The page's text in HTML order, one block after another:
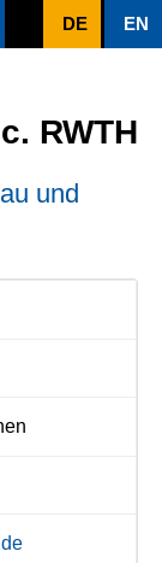
DE EN
RWTH
und